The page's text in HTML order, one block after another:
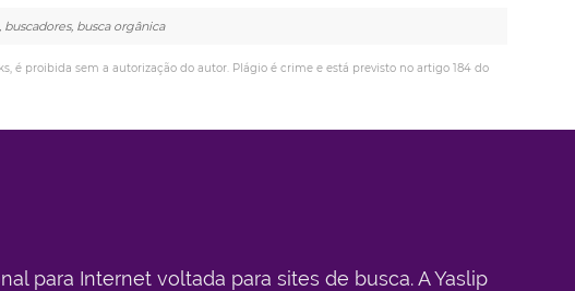
busca orgânica
é proibida sem a autorização do autor. Plágio é crime e está previsto no artigo 184 do
para Internet voltada para sites de busca. A Yaslip